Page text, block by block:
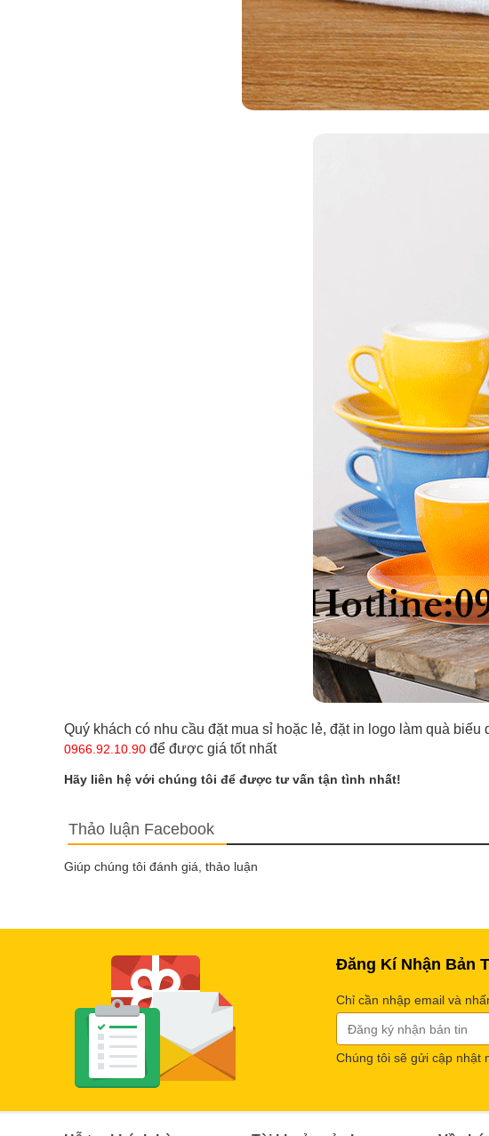
Quý khách có nhu cầu đặt mua sỉ hoặc lẻ, đặt in logo làm quà
0966.92.10.90 để được giá tốt nhất
Hãy liên hệ với chúng tôi để được tư vấn tận tình nhất!
Thảo luận Facebook
Giúp chúng tôi đánh giá, thảo luận
Đăng Kí Nhận Bản
Chỉ cần nhập email và
Chúng tôi sẽ gửi cập nhật